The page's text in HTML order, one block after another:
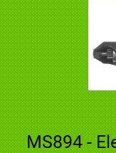
MS894 -